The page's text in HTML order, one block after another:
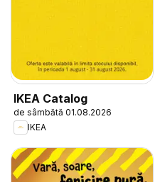
IKEA Catalog
de sâmbătă 01.08.2026
IKEA